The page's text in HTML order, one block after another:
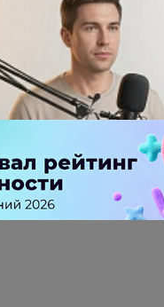
рынок инфлюенс-
после нескольких